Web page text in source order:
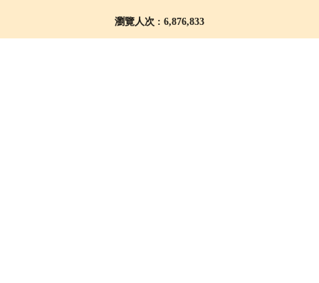
瀏覽人次 : 6,876,833